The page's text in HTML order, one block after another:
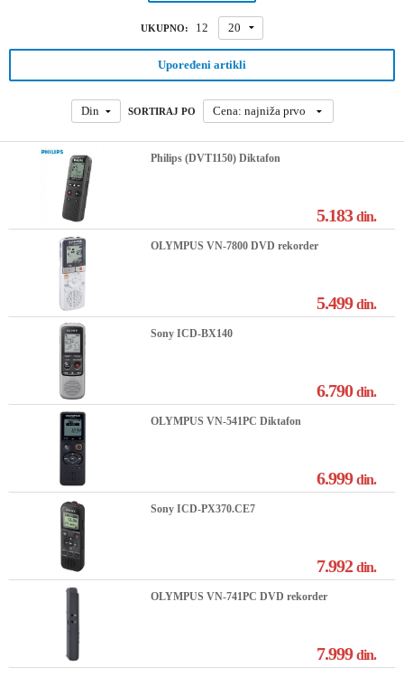
UKUPNO: 12 20
Upoređeni artikli
Din SORTIRAJ PO Cena: najniža prvo
Philips (DVT1150) Diktafon
5.183din.
OLYMPUS VN-7800 DVD rekorder
5.499din.
Sony ICD-BX140
6.790din.
OLYMPUS VN-541PC Diktafon
6.999din.
Sony ICD-PX370.CE7
7.992din.
OLYMPUS VN-741PC DVD rekorder
7.999din.